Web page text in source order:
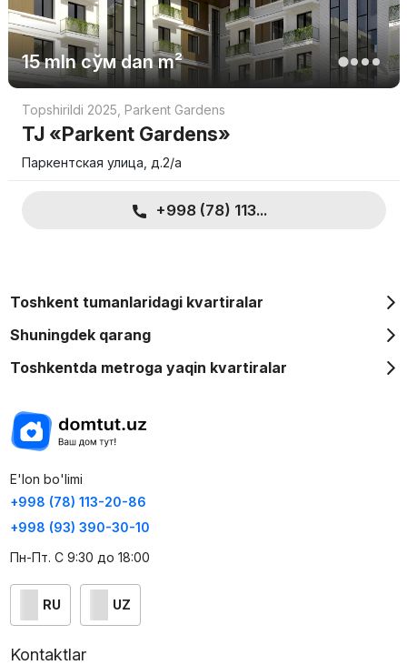
15 mln сўмdan m²
Topshirildi 2025 Parkent Gardens
TJ «Parkent Gardens»
Паркентская улица, д.2/a
+998 (78) 113...
Toshkent tumanlaridagi kvartiralar
Shuningdek qarang
Toshkentda metroga yaqin kvartiralar
E'lon bo'limi
+998 (78) 113-20-86
+998 (93) 390-30-10
Пн-Пт. С 9:30 до 18:00
RU UZ
Kontaktlar